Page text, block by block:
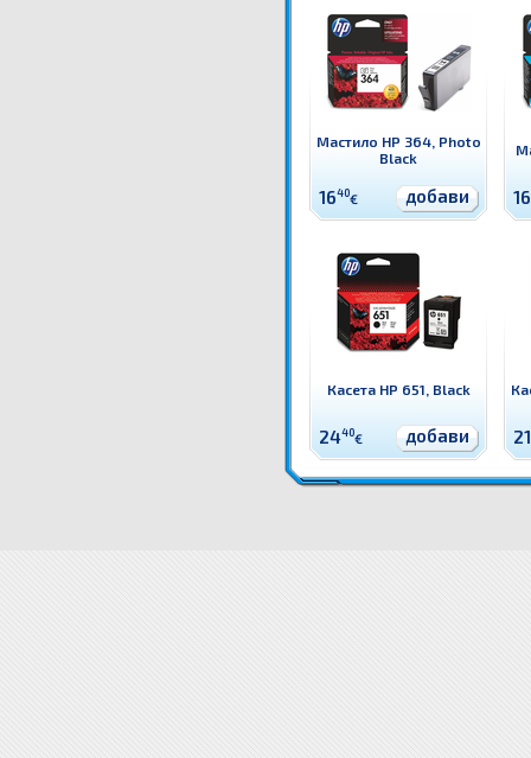
Мастило HP 364, Photo
Black
1640€ добави 16
Касета HP 651, Black
2440€ добави 21